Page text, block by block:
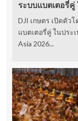
ระบบแบตเตอรี่คู่
DJI เกษตร เปิดตัว
แบตเตอรี่คู่ ในประ
Asia 2026...